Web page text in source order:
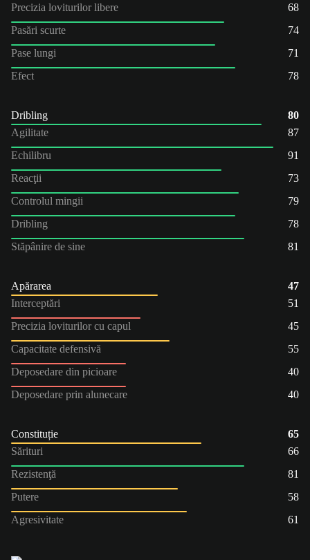
Precizia loviturilor libere
68
Pasări scurte
74
Pase lungi
71
Efect
78
Dribling
80
Agilitate
87
Echilibru
91
Reacţii
73
Controlul mingii
79
Dribling
78
Stăpânire de sine
81
Apărarea
47
Interceptări
51
Precizia loviturilor cu capul
45
Capacitate defensivă
55
Deposedare din picioare
40
Deposedare prin alunecare
40
Constituție
65
Sărituri
66
Rezistenţă
81
Putere
58
Agresivitate
61